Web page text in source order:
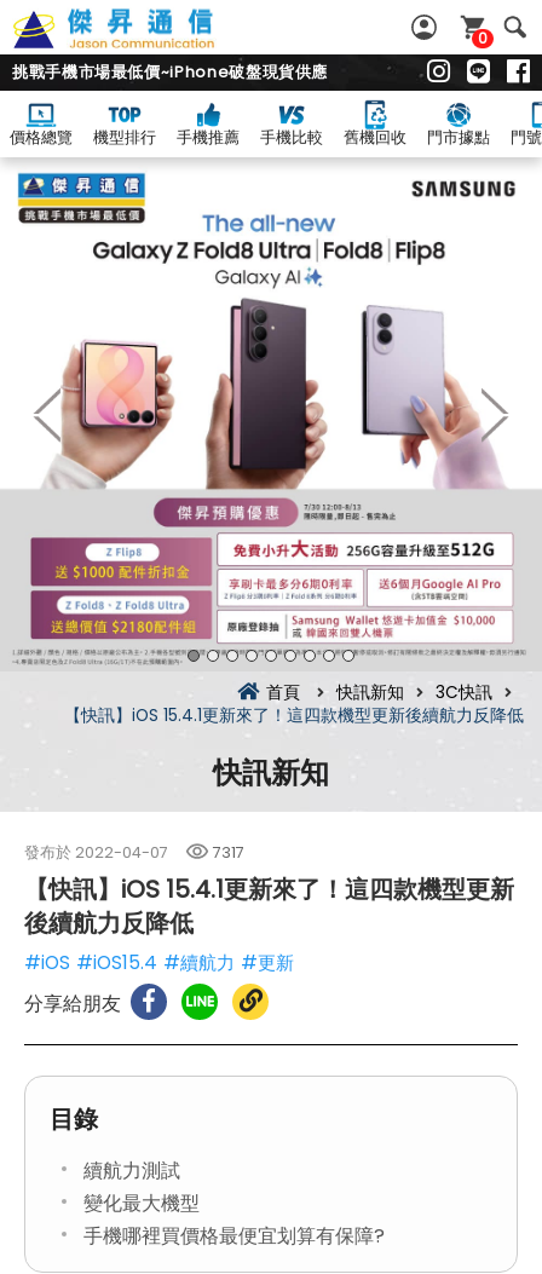
0
挑戰手機市場最低價~iPhone破盤現貨供應
價格總覽 機型排行 手機推薦 手機比較 舊機回收 門市據點 門
首頁 快訊新知
3C快訊
【快訊】iOS 15.4.1更新來了！這四款機型更新後續航力反降低
快訊新知
發布於 2022-04-07 7317
【快訊】iOS 15.4.1更新來了！這四款機型更新
後續航力反降低
#iOS #iOS15.4 #續航力 #更新
分享給朋友
目錄
續航力測試
變化最大機型
手機哪裡買價格最便宜划算有保障?